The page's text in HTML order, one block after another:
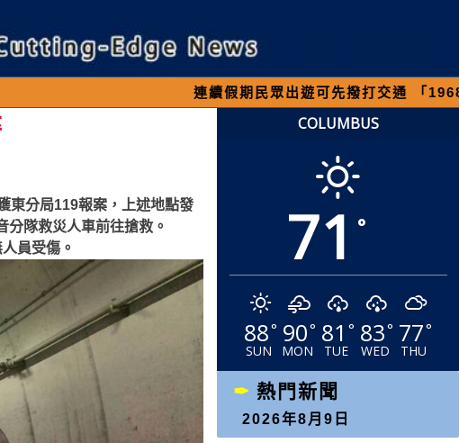
連續假期民眾出遊可先撥打交通 「1968」客服專
東分局119報案，上述地點發
分隊救災人車前往搶救。
員受傷。
COLUMBUS
71 °
88°
SUN
90°
MON
81 °
TUE
83°
WED
77°
THU
熱門新聞
2026年8月9日